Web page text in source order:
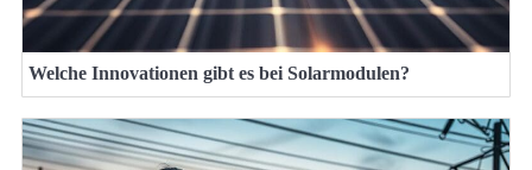
Welche Innovationen gibt es bei Solarmodulen?